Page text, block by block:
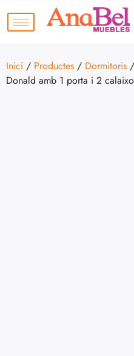
Inici / Productes / Dormitoris /
Donald amb 1 porta i 2